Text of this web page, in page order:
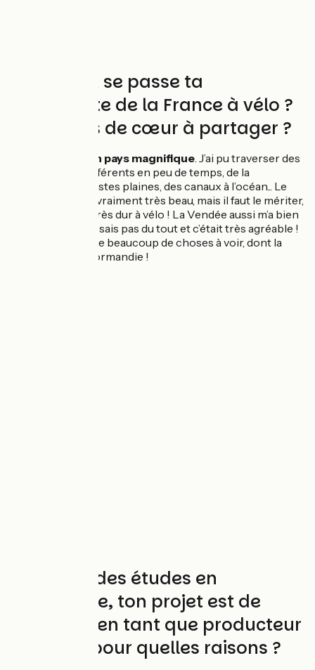
Comment se passe ta
découverte de la France à vélo ?
Des coups de cœur à partager ?
France est un pays magnifique. J’ai pu traverser des
paysages très différents en peu de temps, de la
montagne aux vastes plaines, des canaux à l’océan... Le
Pays Basque est vraiment très beau, mais il faut le mériter,
c’était vraiment très dur à vélo ! La Vendée aussi m’a bien
plu, je ne connaissais pas du tout et c’était très agréable !
Il me reste encore beaucoup de choses à voir, dont la
Bretagne et la Normandie !
Tu as fait des études en
agronomie, ton projet est de
t'installer en tant que producteur
de cidre, pour quelles raisons ?